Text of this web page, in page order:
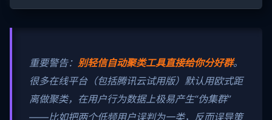
重要警告： 别轻信自动聚类工具直接给你分好群。
很多在线平台（包括腾讯云试用版）默认用欧式距
离做聚类，在用户行为数据上极易产生“伪集群”
——比如把两个低频用户误判为一类，反而误导策